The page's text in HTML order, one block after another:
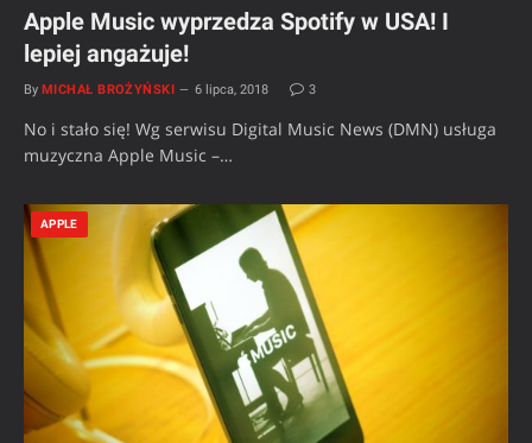
Apple Music wyprzedza Spotify w USA! I
lepiej angażuje!
By MICHAŁ BROŻYŃSKI 6 lipca, 2018 3
No i stało się! Wg serwisu Digital Music News (DMN) usługa
muzyczna Apple Music –…
APPLE